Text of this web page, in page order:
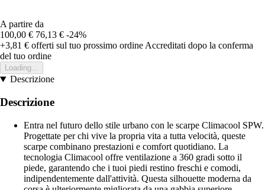
A partire da
100,00 € 76,13 € -24%
+3,81 € offerti sul tuo prossimo ordine Accreditati dopo la conferma
del tuo ordine
Loading...
Descrizione
Descrizione
Entra nel futuro dello stile urbano con le scarpe Climacool SPW.
Progettate per chi vive la propria vita a tutta velocità, queste
scarpe combinano prestazioni e comfort quotidiano. La
tecnologia Climacool offre ventilazione a 360 gradi sotto il
piede, garantendo che i tuoi piedi restino freschi e comodi,
indipendentemente dall'attività. Questa silhouette moderna da